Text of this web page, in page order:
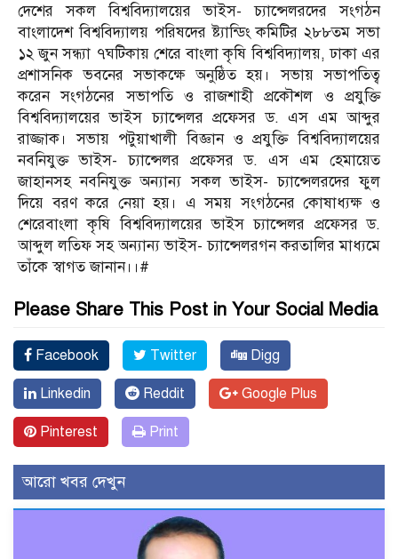
দেশের সকল বিশ্ববিদ্যালয়ের ভাইস- চ্যান্সেলরদের সংগঠন
বাংলাদেশ বিশ্ববিদ্যালয় পরিষদের ষ্ট্যান্ডিং কমিটির ২৮৮তম সভা
১২ জুন সন্ধ্যা ৭ঘটিকায় শেরে বাংলা কৃষি বিশ্ববিদ্যালয়, ঢাকা এর
প্রশাসনিক ভবনের সভাকক্ষে অনুষ্ঠিত হয়। সভায় সভাপতিত্ব
করেন সংগঠনের সভাপতি ও রাজশাহী প্রকৌশল ও প্রযুক্তি
বিশ্ববিদ্যালয়ের ভাইস চ্যান্সেলর প্রফেসর ড. এস এম আব্দুর
রাজ্জাক। সভায় পটুয়াখালী বিজ্ঞান ও প্রযুক্তি বিশ্ববিদ্যালয়ের
নবনিযুক্ত ভাইস- চ্যান্সেলর প্রফেসর ড. এস এম হেমায়েত
জাহানসহ নবনিযুক্ত অন্যান্য সকল ভাইস- চ্যান্সেলরদের ফুল
দিয়ে বরণ করে নেয়া হয়। এ সময় সংগঠনের কোষাধ্যক্ষ ও
শেরেবাংলা কৃষি বিশ্ববিদ্যালয়ের ভাইস চ্যান্সেলর প্রফেসর ড.
আব্দুল লতিফ সহ অন্যান্য ভাইস- চ্যান্সেলরগন করতালির মাধ্যমে
তাঁকে স্বাগত জানান।।#
Please Share This Post in Your Social Media
Facebook Twitter Digg
Linkedin Reddit Google Plus
Pinterest Print
আরো খবর দেখুন